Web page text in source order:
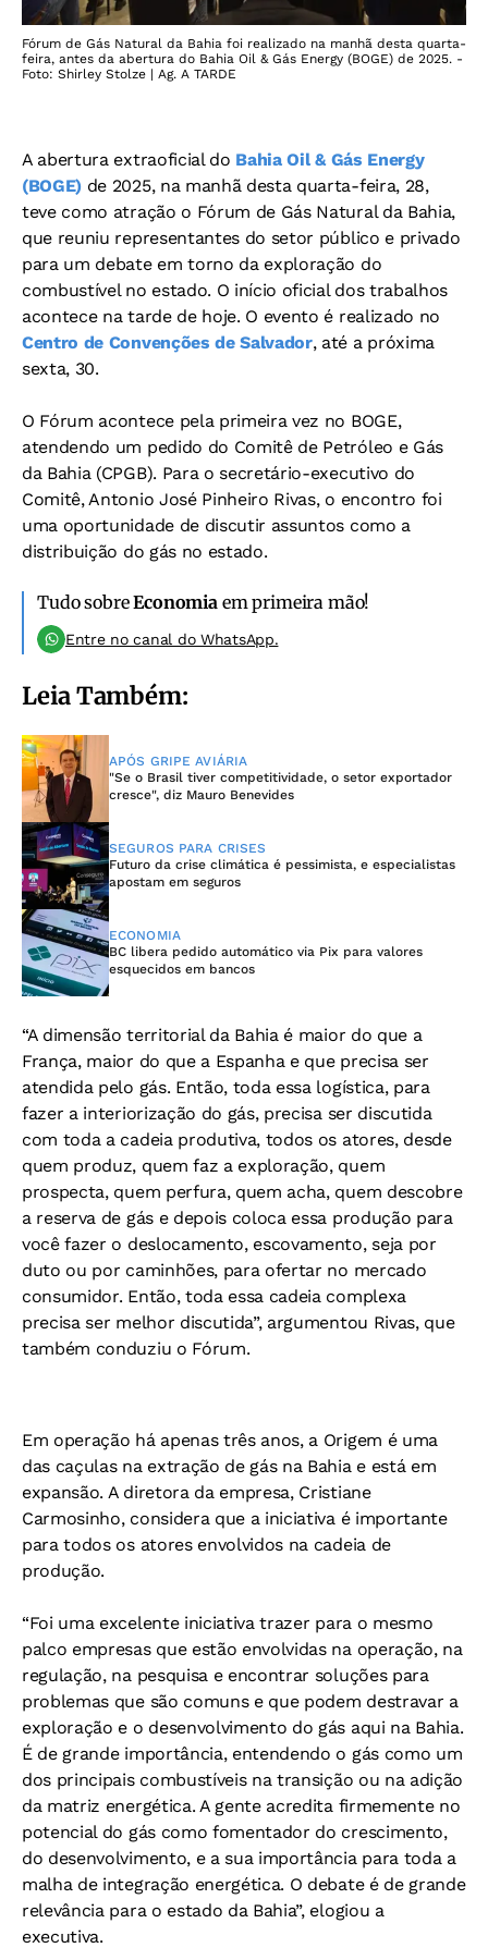
Fórum de Gás Natural da Bahia foi realizado na manhã desta quarta-
feira, antes da abertura do Bahia Oil & Gás Energy (BOGE) de 2025. -
Foto: Shirley Stolze | Ag. A TARDE
A abertura extraoficial do Bahia Oil & Gás Energy
(BOGE) de 2025, na manhã desta quarta-feira, 28,
teve como atração o Fórum de Gás Natural da Bahia,
que reuniu representantes do setor público e privado
para um debate em torno da exploração do
combustível no estado. O início oficial dos trabalhos
acontece na tarde de hoje. O evento é realizado no
Centro de Convenções de Salvador, até a próxima
sexta, 30.
O Fórum acontece pela primeira vez no BOGE,
atendendo um pedido do Comitê de Petróleo e Gás
da Bahia (CPGB). Para o secretário-executivo do
Comitê, Antonio José Pinheiro Rivas, o encontro foi
uma oportunidade de discutir assuntos como a
distribuição do gás no estado.
Tudo sobreEconomiaem primeira mão!
Entre no canal do WhatsApp.
Leia Também:
APÓS GRIPE AVIÁRIA
"Se o Brasil tiver competitividade, o setor exportador
cresce", diz Mauro Benevides
SEGUROS PARA CRISES
Futuro da crise climática é pessimista, e especialistas
apostam em seguros
ECONOMIA
BC libera pedido automático via Pix para valores
esquecidos em bancos
“A dimensão territorial da Bahia é maior do que a
França, maior do que a Espanha e que precisa ser
atendida pelo gás. Então, toda essa logística, para
fazer a interiorização do gás, precisa ser discutida
com toda a cadeia produtiva, todos os atores, desde
quem produz, quem faz a exploração, quem
prospecta, quem perfura, quem acha, quem descobre
a reserva de gás e depois coloca essa produção para
você fazer o deslocamento, escovamento, seja por
duto ou por caminhões, para ofertar no mercado
consumidor. Então, toda essa cadeia complexa
precisa ser melhor discutida”, argumentou Rivas, que
também conduziu o Fórum.
Em operação há apenas três anos, a Origem é uma
das caçulas na extração de gás na Bahia e está em
expansão. A diretora da empresa, Cristiane
Carmosinho, considera que a iniciativa é importante
para todos os atores envolvidos na cadeia de
produção.
“Foi uma excelente iniciativa trazer para o mesmo
palco empresas que estão envolvidas na operação, na
regulação, na pesquisa e encontrar soluções para
problemas que são comuns e que podem destravar a
exploração e o desenvolvimento do gás aqui na Bahia.
É de grande importância, entendendo o gás como um
dos principais combustíveis na transição ou na adição
da matriz energética. A gente acredita firmemente no
potencial do gás como fomentador do crescimento,
do desenvolvimento, e a sua importância para toda a
malha de integração energética. O debate é de grande
relevância para o estado da Bahia”, elogiou a
executiva.